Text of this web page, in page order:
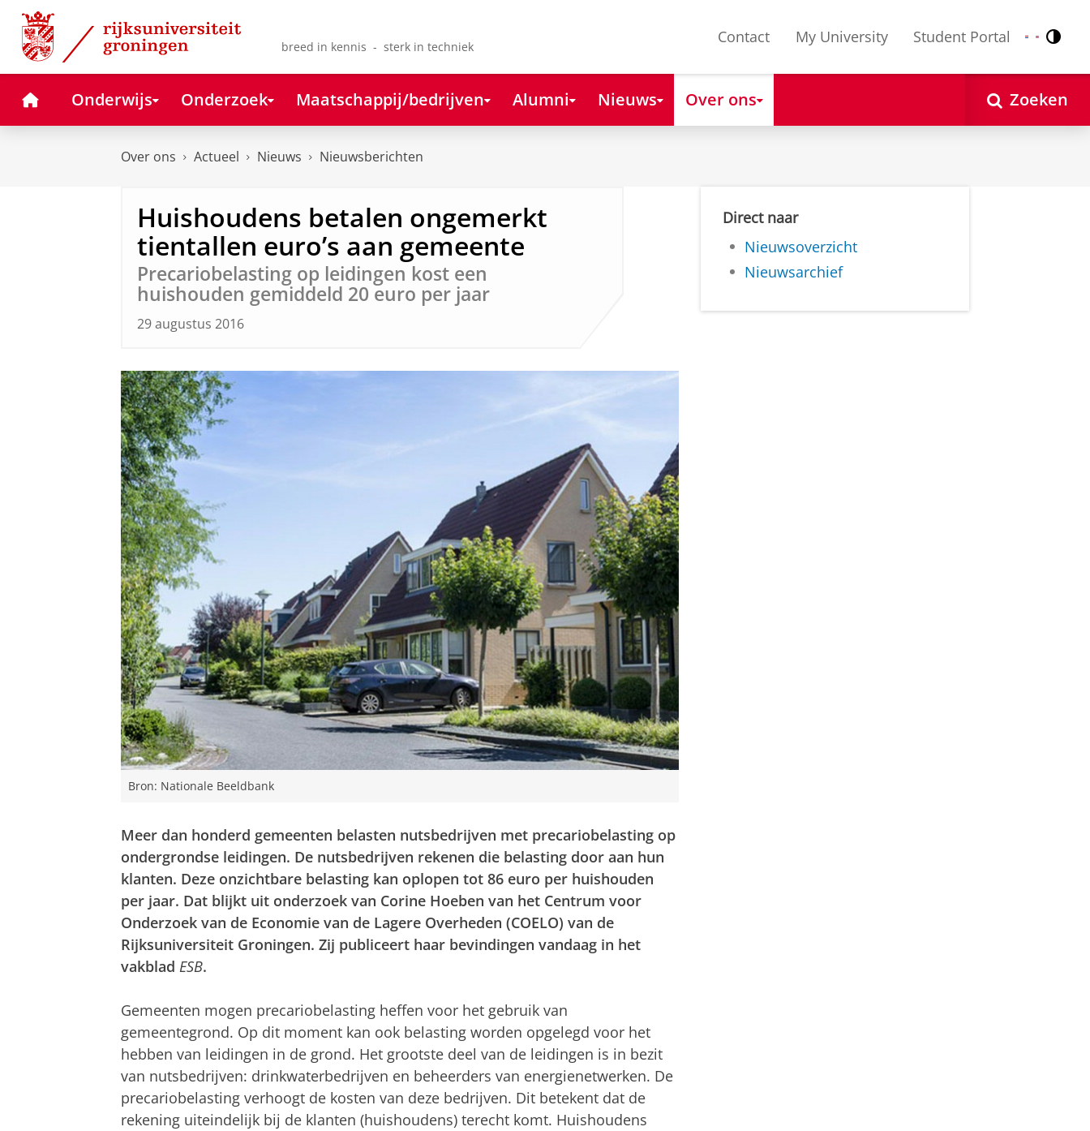
Skip
Content
Skip
Navigation
breed in kennis - sterk in techniek
Contact My University Student Portal Nederlands
English
HomeOnderwijs Onderzoek Maatschappij/bedrijven Alumni Nieuws Over ons Zoeken
Over ons Actueel Nieuws Nieuwsberichten
Huishoudens betalen ongemerkt
tientallen euro’s aan gemeente
Precariobelasting op leidingen kost een
huishouden gemiddeld 20 euro per jaar
29 augustus 2016
Bron: Nationale Beeldbank
Meer dan honderd gemeenten belasten nutsbedrijven met precariobelasting op
ondergrondse leidingen. De nutsbedrijven rekenen die belasting door aan hun
klanten. Deze onzichtbare belasting kan oplopen tot 86 euro per huishouden
per jaar. Dat blijkt uit onderzoek van Corine Hoeben van het Centrum voor
Onderzoek van de Economie van de Lagere Overheden (COELO) van de
Rijksuniversiteit Groningen. Zij publiceert haar bevindingen vandaag in het
vakblad ESB.
Gemeenten mogen precariobelasting heffen voor het gebruik van
gemeentegrond. Op dit moment kan ook belasting worden opgelegd voor het
hebben van leidingen in de grond. Het grootste deel van de leidingen is in bezit
van nutsbedrijven: drinkwaterbedrijven en beheerders van energienetwerken. De
precariobelasting verhoogt de kosten van deze bedrijven. Dit betekent dat de
rekening uiteindelijk bij de klanten (huishoudens) terecht komt. Huishoudens
Direct naar
Nieuwsoverzicht
Nieuwsarchief